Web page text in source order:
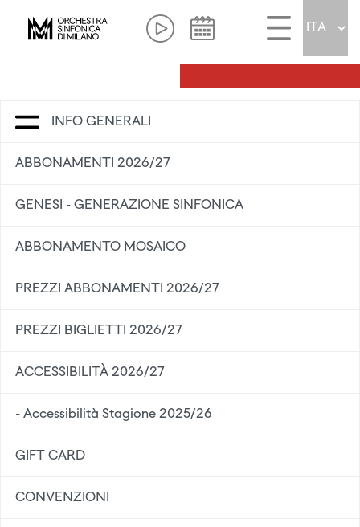
INFO GENERALI
ABBONAMENTI 2026/27
GENESI - GENERAZIONE SINFONICA
ABBONAMENTO MOSAICO
PREZZI ABBONAMENTI 2026/27
PREZZI BIGLIETTI 2026/27
ACCESSIBILITÀ 2026/27
- Accessibilità Stagione 2025/26
GIFT CARD
CONVENZIONI